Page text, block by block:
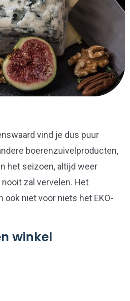
vind je dus puur
boerenzuivelproducten,
het seizoen, altijd weer
zal vervelen. Het
ook niet voor niets het EKO-
winkel